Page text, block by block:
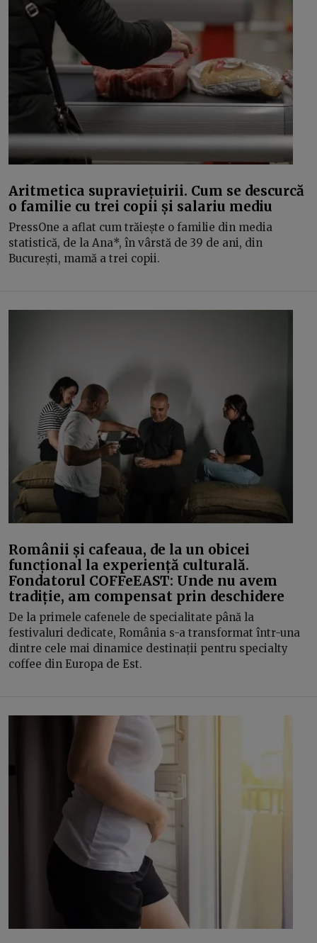
Aritmetica supraviețuirii. Cum se descurcă
o familie cu trei copii și salariu mediu
PressOne a aflat cum trăiește o familie din media
statistică, de la Ana*, în vârstă de 39 de ani, din
București, mamă a trei copii.
Românii și cafeaua, de la un obicei
funcțional la experiență culturală.
Fondatorul COFFeEAST: Unde nu avem
tradiție, am compensat prin deschidere
De la primele cafenele de specialitate până la
festivaluri dedicate, România s-a transformat într-una
dintre cele mai dinamice destinații pentru specialty
coffee din Europa de Est.